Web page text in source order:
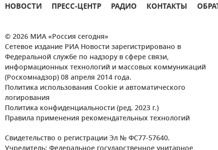
НОВОСТИ ПРЕСС-ЦЕНТР РАДИО КОНТАКТЫ
© 2026 МИА «Россия сегодня»
Сетевое издание РИА Новости зарегистрировано в
Федеральной службе по надзору в сфере связи,
информационных технологий и массовых коммуникаций
(Роскомнадзор) 08 апреля 2014 года.
Политика использования Cookie и автоматического
логирования
Политика конфиденциальности (ред. 2023 г.)
Правила применения рекомендательных технологий
Свидетельство о регистрации Эл № ФС77-57640.